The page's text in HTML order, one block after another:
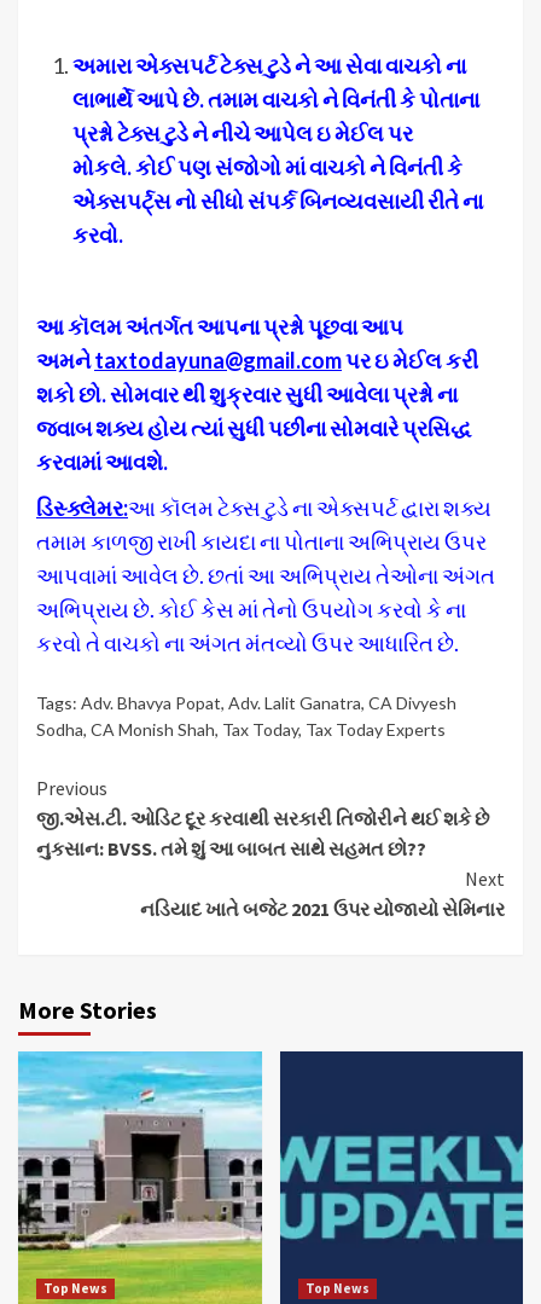
અમારા એક્સપર્ટ ટેક્સ ટુડે ને આ સેવા વાચકો ના
લાભાર્થે આપે છે.તમામ વાચકો ને વિનંતી કે પોતાના
પ્રશ્નો ટેક્સ ટુડે ને નીચે આપેલ ઇ મેઈલ પર
મોકલે.કોઈ પણ સંજોગો માં વાચકો ને વિનંતી કે
એક્સપર્ટ્સ નો સીધો સંપર્ક બિનવ્યવસાયી રીતે ના
કરવો.
આ કૉલમ અંતર્ગત આપના પ્રશ્નો પૂછવા આપ
અમનેtaxtodayuna@gmail.comપર ઇ મેઈલ કરી
શકો છો.સોમવાર થી શુક્રવાર સુધી આવેલા પ્રશ્નો ના
જવાબ શક્ય હોય ત્યાં સુધી પછીના સોમવારે પ્રસિદ્ધ
કરવામાં આવશે.
ડિસ્ક્લેમર:આ કૉલમ ટેક્સ ટુડે ના એક્સપર્ટ દ્વારા શક્ય
તમામ કાળજી રાખી કાયદા ના પોતાના અભિપ્રાય ઉપર
આપવામાં આવેલ છે. છતાં આ અભિપ્રાય તેઓના અંગત
અભિપ્રાય છે. કોઈ કેસ માં તેનો ઉપયોગ કરવો કે ના
કરવો તે વાચકો ના અંગત મંતવ્યો ઉપર આધારિત છે.
Tags: Adv. Bhavya Popat, Adv. Lalit Ganatra, CA Divyesh
Sodha, CA Monish Shah, Tax Today, Tax Today Experts
Continue
Reading
Previous
જી.એસ.ટી. ઓડિટ દૂર કરવાથી સરકારી તિજોરીને થઈ શકે છે
નુકસાન: BVSS. તમે શું આ બાબત સાથે સહમત છો??
Next
નડિયાદ ખાતે બજેટ 2021 ઉપર યોજાયો સેમિનાર
More Stories
Top News Top News